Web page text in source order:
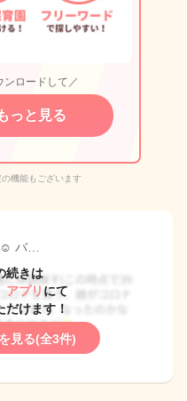
ンロードして／
っと見る
機能もございます
☺️ バ…
続きは
アプリ にて
だけます！
見る(全3件)